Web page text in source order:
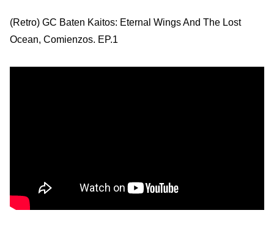
(Retro) GC Baten Kaitos: Eternal Wings And The Lost
Ocean, Comienzos. EP.1